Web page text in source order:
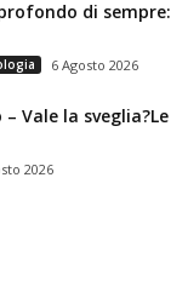
di sempre:
6 Agosto 2026
Vale la sveglia?Le
2026